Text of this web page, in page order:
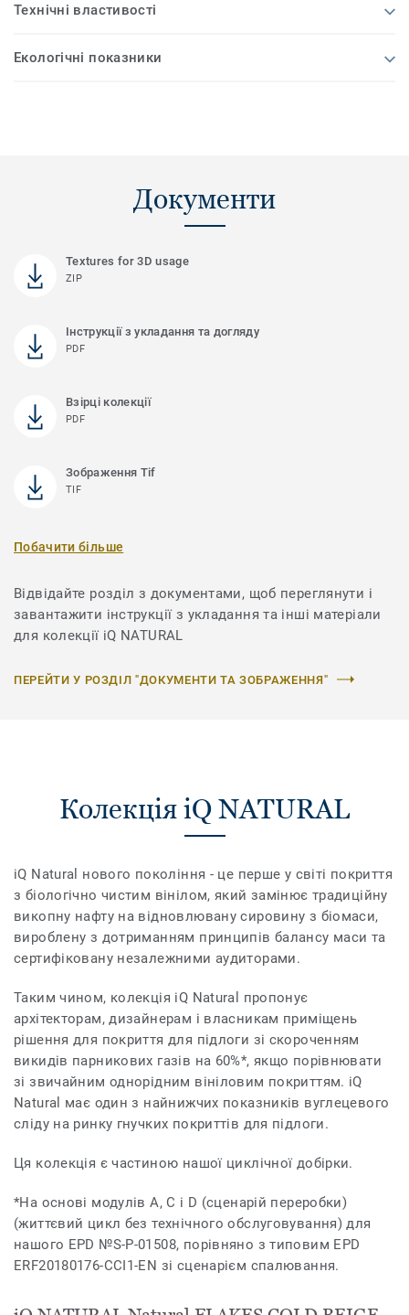
Технічні властивості
Екологічні показники
Документи
Textures for 3D usage
ZIP
Інструкції з укладання та догляду
PDF
Взірці колекції
PDF
Зображення Tif
TIF
Побачити більше
Відвідайте розділ з документами, щоб переглянути і
завантажити інструкції з укладання та інші матеріали
для колекції iQ NATURAL
ПЕРЕЙТИ У РОЗДІЛ "ДОКУМЕНТИ ТА ЗОБРАЖЕННЯ"
Колекція iQ NATURAL
iQ Natural нового покоління - це перше у світі покриття
з біологічно чистим вінілом, який замінює традиційну
викопну нафту на відновлювану сировину з біомаси,
вироблену з дотриманням принципів балансу маси та
сертифіковану незалежними аудиторами.
Таким чином, колекція iQ Natural пропонує
архітекторам, дизайнерам і власникам приміщень
рішення для покриття для підлоги зі скороченням
викидів парникових газів на 60%*, якщо порівнювати
зі звичайним однорідним вініловим покриттям. iQ
Natural має один з найнижчих показників вуглецевого
сліду на ринку гнучких покриттів для підлоги.
Ця колекція є частиною нашої циклічної добірки.
*На основі модулів A, C і D (сценарій переробки)
(життєвий цикл без технічного обслуговування) для
нашого EPD №S-P-01508, порівняно з типовим EPD
ERF20180176-CCI1-EN зі сценарієм спалювання.